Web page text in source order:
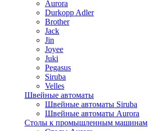
Aurora
Durkopp Adler
Brother
Jack
Jin
Joyee
Juki
Pegasus
Siruba
Velles
Швейные автоматы
Швейные автоматы Siruba
Швейные автоматы Aurora
Столы к промышленным машинам